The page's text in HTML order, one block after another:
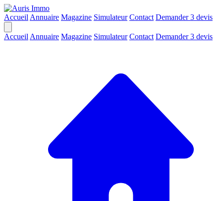
Accueil Annuaire Magazine Simulateur Contact Demander 3 devis
Accueil Annuaire Magazine Simulateur Contact Demander 3 devis